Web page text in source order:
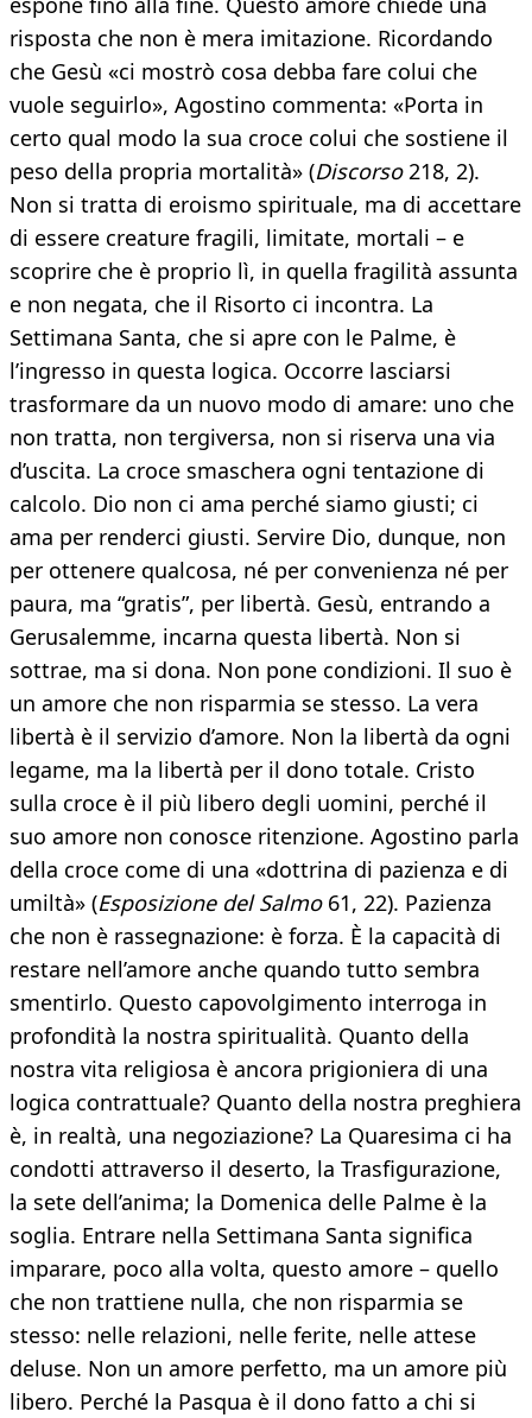
risposta che non è mera imitazione. Ricordando
che Gesù «ci mostrò cosa debba fare colui che
vuole seguirlo», Agostino commenta: «Porta in
certo qual modo la sua croce colui che sostiene il
peso della propria mortalità» (Discorso218, 2).
Non si tratta di eroismo spirituale, ma di accettare
di essere creature fragili, limitate, mortali – e
scoprire che è proprio lì, in quella fragilità assunta
e non negata, che il Risorto ci incontra. La
Settimana Santa, che si apre con le Palme, è
l’ingresso in questa logica. Occorre lasciarsi
trasformare da un nuovo modo di amare: uno che
non tratta, non tergiversa, non si riserva una via
d’uscita. La croce smaschera ogni tentazione di
calcolo. Dio non ci ama perché siamo giusti; ci
ama per renderci giusti. Servire Dio, dunque, non
per ottenere qualcosa, né per convenienza né per
paura, ma “gratis”, per libertà. Gesù, entrando a
Gerusalemme, incarna questa libertà. Non si
sottrae, ma si dona. Non pone condizioni. Il suo è
un amore che non risparmia se stesso. La vera
libertà è il servizio d’amore. Non la libertà da ogni
legame, ma la libertà per il dono totale. Cristo
sulla croce è il più libero degli uomini, perché il
suo amore non conosce ritenzione. Agostino parla
della croce come di una «dottrina di pazienza e di
umiltà» (Esposizione del Salmo61, 22). Pazienza
che non è rassegnazione: è forza. È la capacità di
restare nell’amore anche quando tutto sembra
smentirlo. Questo capovolgimento interroga in
profondità la nostra spiritualità. Quanto della
nostra vita religiosa è ancora prigioniera di una
logica contrattuale? Quanto della nostra preghiera
è, in realtà, una negoziazione? La Quaresima ci ha
condotti attraverso il deserto, la Trasfigurazione,
la sete dell’anima; la Domenica delle Palme è la
soglia. Entrare nella Settimana Santa significa
imparare, poco alla volta, questo amore – quello
che non trattiene nulla, che non risparmia se
stesso: nelle relazioni, nelle ferite, nelle attese
deluse. Non un amore perfetto, ma un amore più
libero. Perché la Pasqua è il dono fatto a chi si